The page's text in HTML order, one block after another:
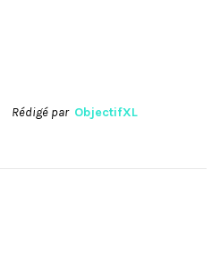
Rédigé par ObjectifXL